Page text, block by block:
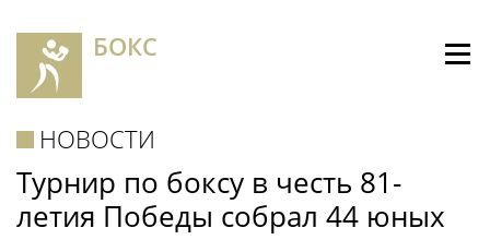
БОКС
НОВОСТИ
Турнир по боксу в честь 81-
летия Победы собрал 44 юных